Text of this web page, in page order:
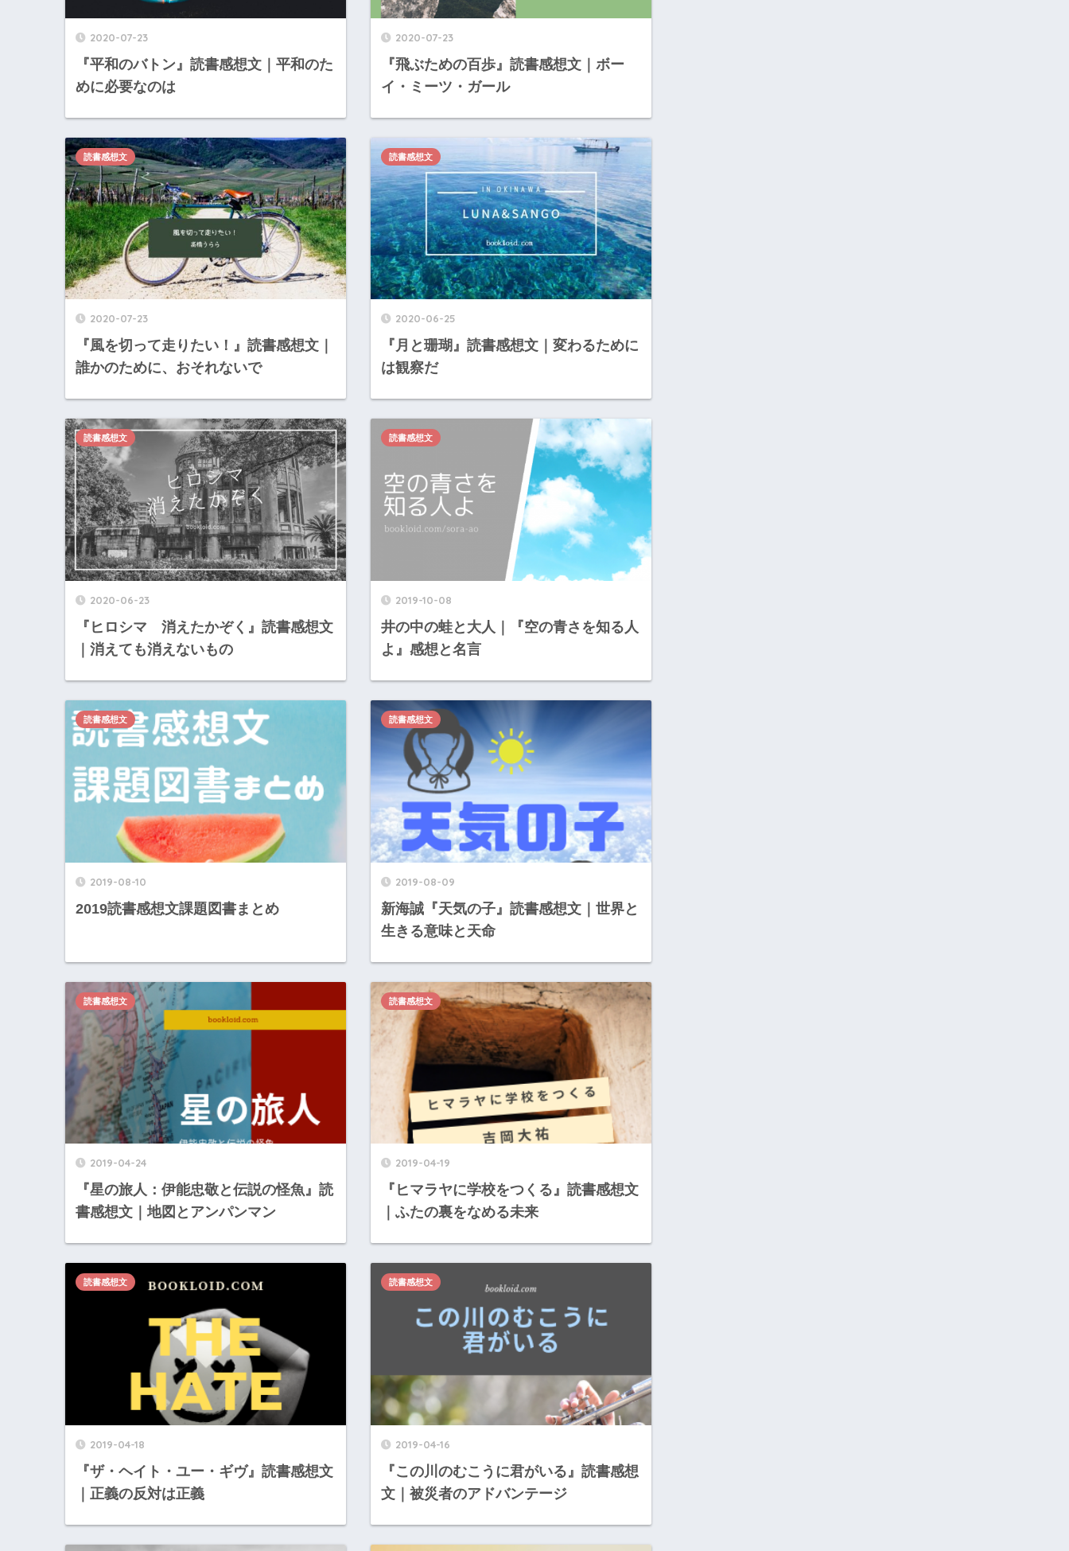
2020-07-23
『平和のバトン』読書感想文｜平和のた
めに必要なのは
2020-07-23
『飛ぶための百歩』読書感想文｜ボー
イ・ミーツ・ガール
2020-07-23
『風を切って走りたい！』読書感想文｜
誰かのために、おそれないで
読書感想文
2020-06-25
『月と珊瑚』読書感想文｜変わるために
は観察だ
読書感想文
2020-06-23
『ヒロシマ 消えたかぞく』読書感想文
｜消えても消えないもの
読書感想文
2019-10-08
井の中の蛙と大人｜『空の青さを知る人
よ』感想と名言
読書感想文
2019-08-10
2019読書感想文課題図書まとめ
読書感想文
2019-08-09
新海誠『天気の子』読書感想文｜世界と
生きる意味と天命
読書感想文
2019-04-24
『星の旅人：伊能忠敬と伝説の怪魚』読
書感想文｜地図とアンパンマン
読書感想文
2019-04-19
『ヒマラヤに学校をつくる』読書感想文
｜ふたの裏をなめる未来
読書感想文
2019-04-18
『ザ・ヘイト・ユー・ギヴ』読書感想文
｜正義の反対は正義
読書感想文
2019-04-16
『この川のむこうに君がいる』読書感想
文｜被災者のアドバンテージ
読書感想文